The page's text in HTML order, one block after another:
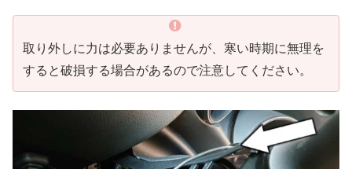
取り外しに力は必要ありませんが、寒い時期に無理を
すると破損する場合があるので注意してください。